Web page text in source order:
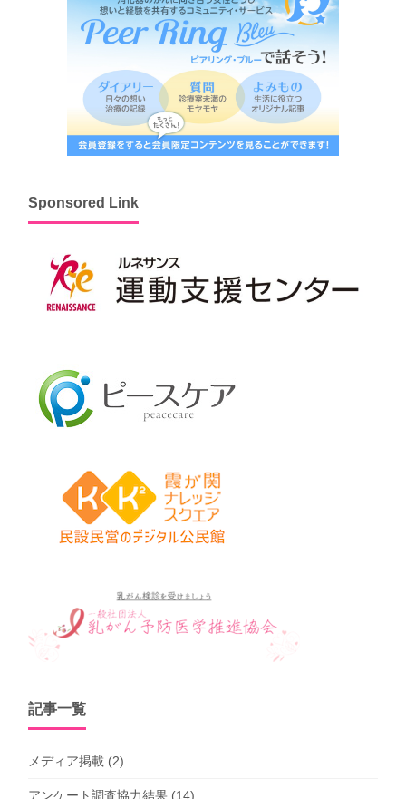
Sponsored Link
記事一覧
メディア掲載 (2)
アンケート調査協力結果 (14)